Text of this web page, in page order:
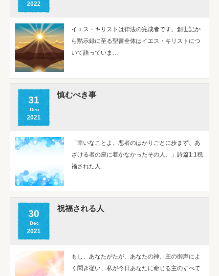
2022
イエス・キリストは律法の完成者です。創世記か
ら黙示録に至る聖書全体はイエス・キリストにつ
いて語っていま…
31
Dec
2021
慎むべき事
「幸いなことよ。悪者のはかりごとに歩まず、あ
ざける者の座に着かなかったその人、」詩篇1:1祝
福された人…
30
Dec
2021
祝福される人
もし、あなたがたが、あなたの神、主の御声によ
く聞き従い、私が今日あなたに命じる主のすべて